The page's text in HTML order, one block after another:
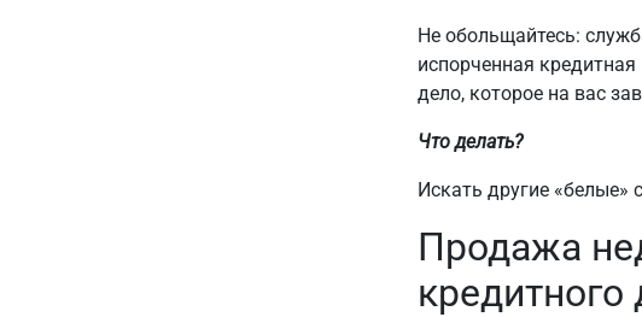
Не обольщайтесь:
испорченная
дело, которое на вас
Что делать?
Искать другие «белые»
Продажа
кредитного